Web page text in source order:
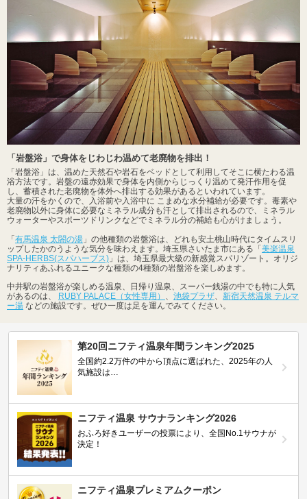
「岩盤浴」で身体をじわじわ温めて老廃物を排出！
「岩盤浴」は、温めた天然石や岩石をベッドとして利用してそこに横たわる温
浴方法です。岩盤の遠赤効果で身体を内側からじっくり温めて発汗作用を促
し、蓄積された老廃物を体外へ排出する効果があるといわれています。
大量の汗をかくので、入浴前や入浴中に こまめな水分補給が必要です。毒素や
老廃物以外に身体に必要なミネラル成分も汗として排出されるので、ミネラル
ウォーターやスポーツドリンクなどでミネラル分の補給も心がけましょう。
「 有馬温泉 太閤の湯 」の他種類の岩盤浴は、どれも安土桃山時代にタイムスリ
ップしたかのうような気分を味わえます。埼玉県さいたま市にある「 美楽温泉
SPA-HERBS(スパハーブス) 」は、埼玉県最大級の新感覚スパリゾート。オリジ
ナリティあふれるユニークな種類の4種類の岩盤浴を楽しめます。
中井駅の岩盤浴が楽しめる温泉、日帰り温泉、スーパー銭湯の中でも特に人気
があるのは、
RUBY PALACE（女性専用） 、 池袋プラザ、 新宿天然温泉 テルマ
ー湯 などの施設です。ぜひ一度は足を運んでみてください。
第20回ニフティ温泉年間ランキング2025
全国約2.2万件の中から頂点に選ばれた、2025年の人
気施設は…
ニフティ温泉 サウナランキング2026
おふろ好きユーザーの投票により、全国No.1サウナが
決定！
ニフティ温泉プレミアムクーポン